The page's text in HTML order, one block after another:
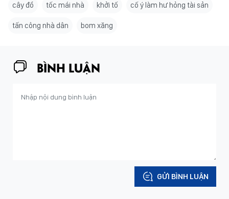
cây đổ tốc mái nhà khởi tố cố ý làm hư hỏng tài sản
tấn công nhà dân bom xăng
BÌNH LUẬN
GỬI BÌNH LUẬN